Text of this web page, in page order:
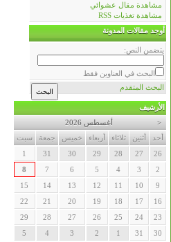
مشاهدة مقال عشوائي
مشاهدة تغذيات RSS
أوجد مقالات المدونة
يتضمن النص:
البحث في العناوين فقط
البحث المتقدم
الأرشيف
<
أغسطس 2026
أحد
أثنين ثلاثاء أربعاء خميس جمعة
سبت
26
27
28
29
30
31
1
2
3
4
5
6
7
8
9
10
11
12
13
14
15
16
17
18
19
20
21
22
23
24
25
26
27
28
29
30
31
1
2
3
4
5